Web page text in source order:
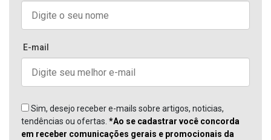
E-mail
Sim, desejo receber e-mails sobre artigos, noticias,
tendências ou ofertas. *Ao se cadastrar você concorda
em receber comunicações gerais e promocionais da